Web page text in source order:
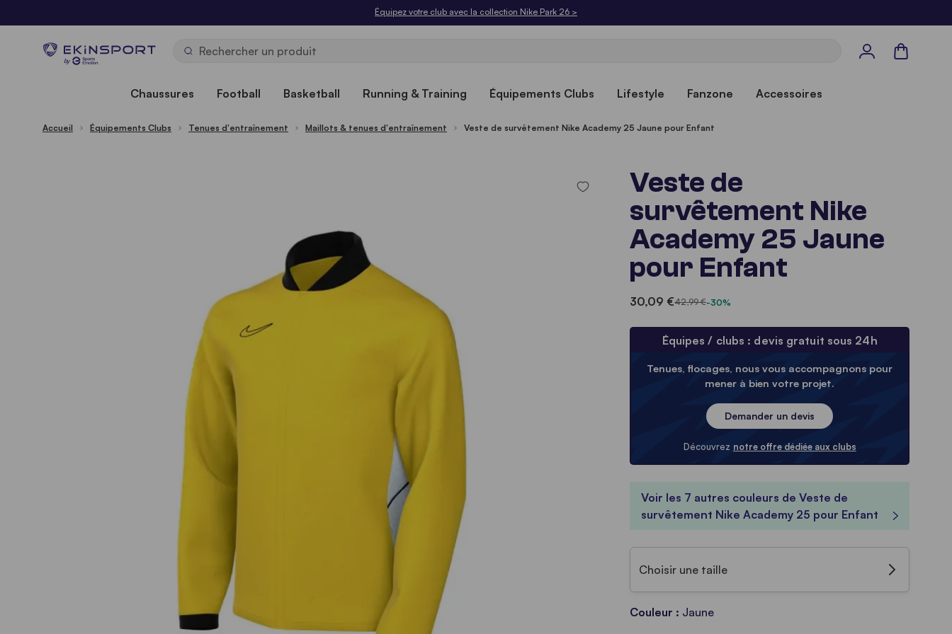
Équipez votre club avec la collection Nike Park 26 >
by
Panier
Chaussures Football Basketball Running & Training Équipements Clubs Lifestyle Fanzone Accessoires
Accueil Équipements Clubs Tenues d'entraînement Maillots & tenues d'entraînement Veste de survêtement Nike Academy 25 Jaune pour Enfant
Veste de
survêtement Nike
Academy 25 Jaune
pour Enfant
30,09 €42,99 €-30%
Équipes / clubs : devis gratuit sous 24h
Tenues, flocages, nous vous accompagnons pour
mener à bien votre projet.
Demander un devis
Découvrez notre offre dédiée aux clubs
Voir les 7 autres couleurs de Veste de
survêtement Nike Academy 25 pour Enfant
Choisir une taille
Couleur : Jaune